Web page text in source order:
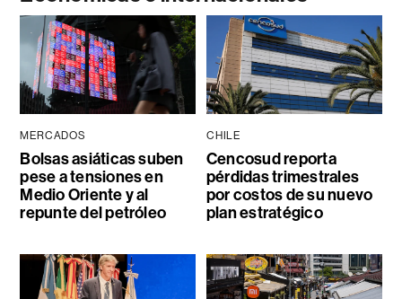
MERCADOS
Bolsas asiáticas suben
pese a tensiones en
Medio Oriente y al
repunte del petróleo
CHILE
Cencosud reporta
pérdidas trimestrales
por costos de su nuevo
plan estratégico